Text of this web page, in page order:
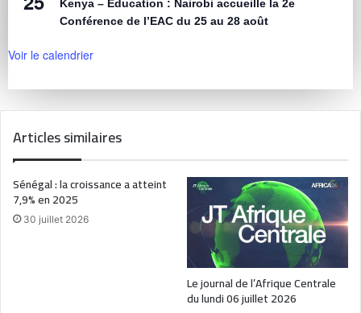
Kenya – Éducation : Nairobi accueille la 2e
Conférence de l’EAC du 25 au 28 août
Voir le calendrier
Articles similaires
Sénégal : la croissance a atteint
7,9% en 2025
30 juillet 2026
Le journal de l’Afrique Centrale
du lundi 06 juillet 2026